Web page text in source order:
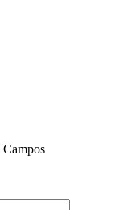
Campos